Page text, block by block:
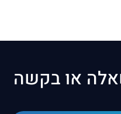
או בקשה​